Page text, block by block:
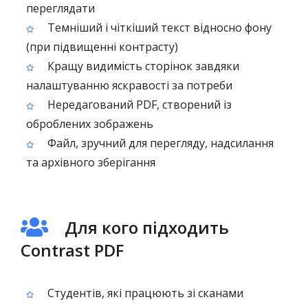
переглядати
Темніший і чіткіший текст відносно фону
(при підвищенні контрасту)
Кращу видимість сторінок завдяки
налаштуванню яскравості за потреби
Нередагований PDF, створений із
оброблених зображень
Файл, зручний для перегляду, надсилання
та архівного зберігання
Для кого підходить
Contrast PDF
Студентів, які працюють зі сканами